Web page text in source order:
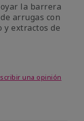
la barrera
arrugas con
y extractos de
una opinión